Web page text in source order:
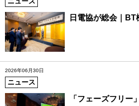
日電協が総会｜
2026年06月30日
ニュース
「フェーズフリー